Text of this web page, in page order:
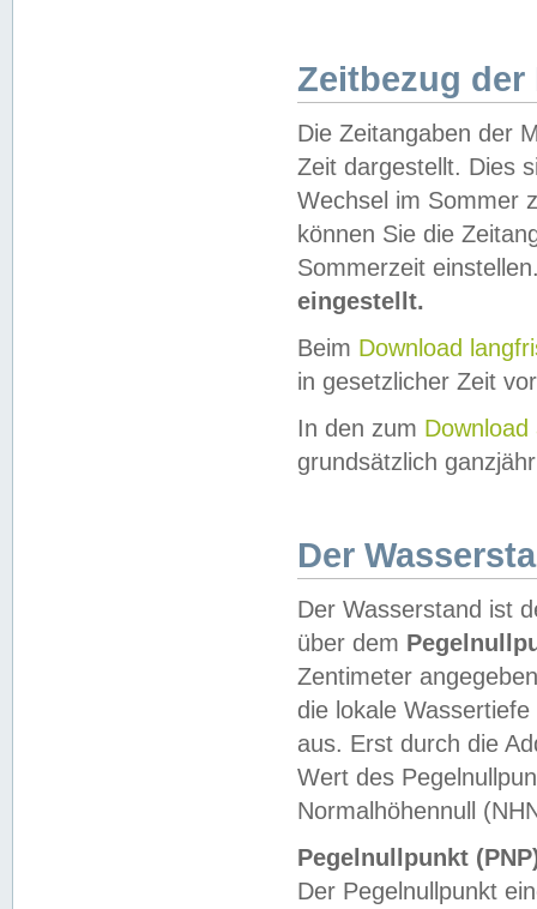
Zeitbezug der
Die Zeitangaben der
Zeit dargestellt. Dies
Wechsel im Sommer
können Sie die
Sommerzeit
eingestellt.
Beim Download
in gesetzlicher Zeit
In den zum Download
grundsätzlich
Der
Der Wasserstand ist
über dem
Zentimeter
die lokale
aus. Erst durch die
Wert des
Normalhöhennull
Pegelnullpunkt
Der Pegelnullpunkt